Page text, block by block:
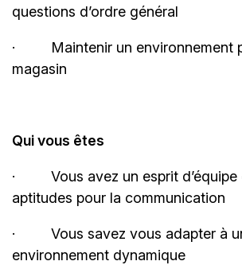
questions d’ordre général
·
Maintenir un environnement
magasin
Qui vous êtes
·
Vous avez un esprit
aptitudes pour la communication
·
Vous savez vous adapter à
environnement dynamique